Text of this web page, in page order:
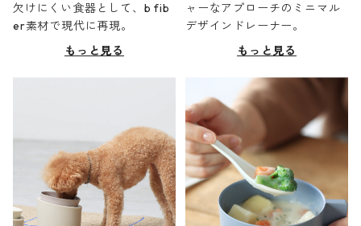
欠けにくい食器として、b fib
er素材で現代に再現。
もっと見る
ャーなアプローチのミニマル
デザインドレーナー。
もっと見る